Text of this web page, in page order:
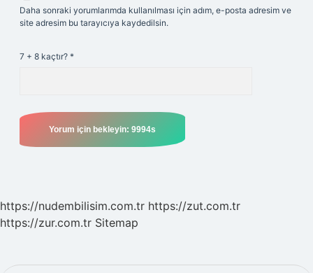
Daha sonraki yorumlarımda kullanılması için adım, e-posta adresim ve
site adresim bu tarayıcıya kaydedilsin.
7 + 8 kaçtır? *
https://nudembilisim.com.tr https://zut.com.tr
https://zur.com.tr Sitemap